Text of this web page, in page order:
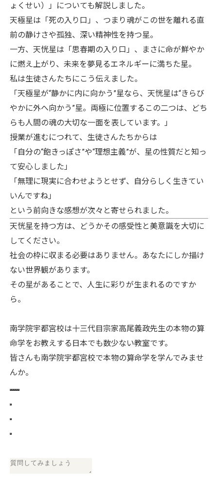
ょくせい）」についても解説しました。
天極星は「死の入り口」、つまり魂がこの世を離れる直
前の静けさや孤独、深い精神性を持つ星。
一方、天恍星は「思春期の入り口」、まさに命が鮮やか
に燃え上がり、未来を夢見るエネルギーに満ちた星。
私は生徒さんたちにこう伝えました。
「天極星が“静かに内に向かう”星なら、天恍星は“きらび
やかに外へ向かう”星。両極に位置するこの二つは、どち
らも人間の魂の大切な一面を表しています。」
授業が進むにつれて、生徒さんたちからは
「自分の“飽きっぽさ”や“理想主義”が、星の性質だと知っ
て安心しました」
「無理に現実に合わせようとせず、自分らしく生きてい
いんですね」
という前向きな感想が次々と寄せられました。
天恍星を持つ方は、どうかその感受性と美意識を大切に
してください。
社会の枠に収まる必要はありません。あなたにしか描け
ない世界観があります。
その星があることで、人生に彩りが生まれるのですか
ら。
南学院宇都宮校は十三代目宗家高尾義政先生の本物の算
命学をお教えする日本でも数少ない教室です。
皆さんも南学院宇都宮校で本物の算命学を学んでみませ
んか。